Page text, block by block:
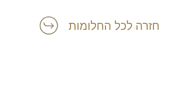
חזרה לכל החלומות